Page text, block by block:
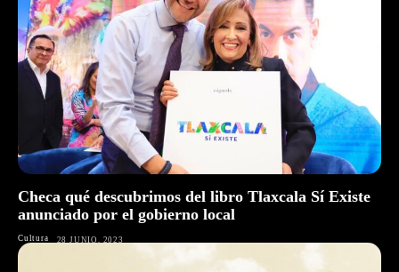
Checa qué descubrimos del libro Tlaxcala Sí Existe
anunciado por el gobierno local
Cultura 28 JUNIO, 2023